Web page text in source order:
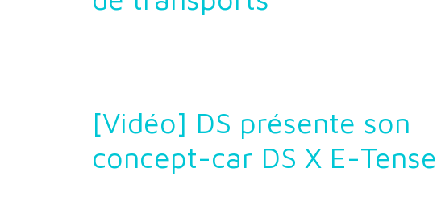
[Vidéo] DS présente son
concept-car DS X E-Tense